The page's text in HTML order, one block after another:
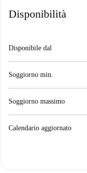
Disponibilità
Disponibile dal
Soggiorno min.
Soggiorno massimo
Calendario aggiornato